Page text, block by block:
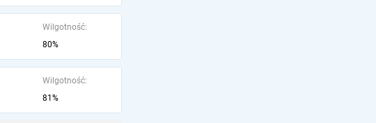
Wilgotność:
80%
Wilgotność:
81%